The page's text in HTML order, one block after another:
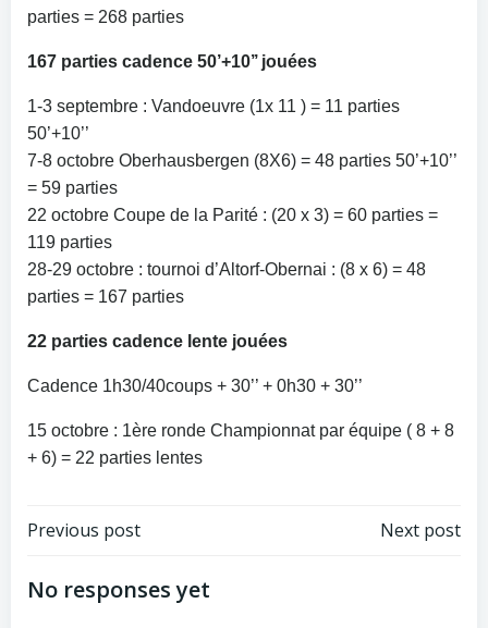
parties = 268 parties
167 parties cadence 50’+10’’ jouées
1-3 septembre : Vandoeuvre (1x 11 ) = 11 parties
50’+10’’
7-8 octobre Oberhausbergen (8X6) = 48 parties 50’+10’’
= 59 parties
22 octobre Coupe de la Parité : (20 x 3) = 60 parties =
119 parties
28-29 octobre : tournoi d’Altorf-Obernai : (8 x 6) = 48
parties = 167 parties
22 parties cadence lente jouées
Cadence 1h30/40coups + 30’’ + 0h30 + 30’’
15 octobre : 1ère ronde Championnat par équipe ( 8 + 8
+ 6) = 22 parties lentes
Post
navigation
Previous post Next post
No responses yet